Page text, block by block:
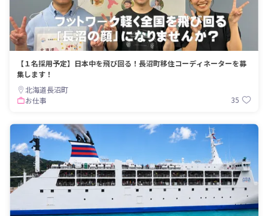
【１名採用予定】日本中を飛び回る！長沼町移住コーディネーターを募
集します！
北海道長沼町
お仕事
35